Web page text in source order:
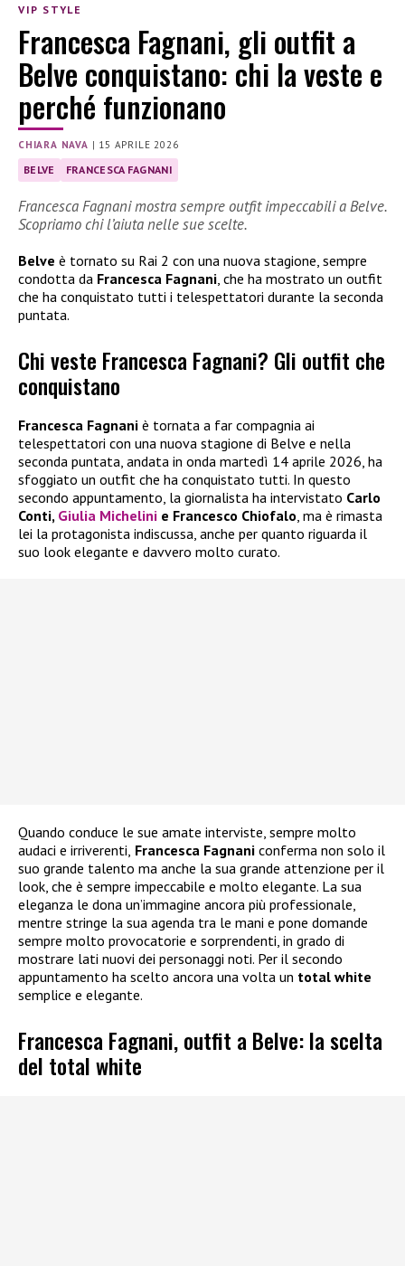
VIP STYLE
Francesca Fagnani, gli outfit a
Belve conquistano: chi la veste e
perché funzionano
CHIARA NAVA | 15 APRILE 2026
BELVE FRANCESCA FAGNANI
Francesca Fagnani mostra sempre outfit impeccabili a Belve.
Scopriamo chi l’aiuta nelle sue scelte.
Belve è tornato su Rai 2 con una nuova stagione, sempre
condotta da Francesca Fagnani , che ha mostrato un outfit
che ha conquistato tutti i telespettatori durante la seconda
puntata.
Chi veste Francesca Fagnani? Gli outfit che
conquistano
Francesca Fagnani è tornata a far compagnia ai
telespettatori con una nuova stagione di Belve e nella
seconda puntata, andata in onda martedì 14 aprile 2026, ha
sfoggiato un outfit che ha conquistato tutti. In questo
secondo appuntamento, la giornalista ha intervistato Carlo
Conti, Giulia Michelini e Francesco Chiofalo, ma è rimasta
lei la protagonista indiscussa, anche per quanto riguarda il
suo look elegante e davvero molto curato.
Quando conduce le sue amate interviste, sempre molto
audaci e irriverenti, Francesca Fagnani conferma non solo il
suo grande talento ma anche la sua grande attenzione per il
look, che è sempre impeccabile e molto elegante. La sua
eleganza le dona un’immagine ancora più professionale,
mentre stringe la sua agenda tra le mani e pone domande
sempre molto provocatorie e sorprendenti, in grado di
mostrare lati nuovi dei personaggi noti. Per il secondo
appuntamento ha scelto ancora una volta un total white
semplice e elegante.
Francesca Fagnani, outfit a Belve: la scelta
del total white